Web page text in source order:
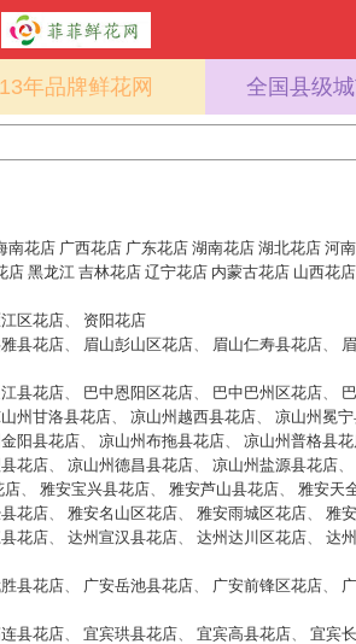
13年品牌鲜花网 全国县级
南花店 广西花店 广东花店 湖南花店 湖北花店 河
店 黑龙江 吉林花店 辽宁花店 内蒙古花店 山西花店
区花店、 资阳花店
县花店、 眉山彭山区花店、 眉山仁寿县花店、
县花店、 巴中恩阳区花店、 巴中巴州区花店、
州甘洛县花店、 凉山州越西县花店、 凉山州冕
阳县花店、 凉山州布拖县花店、 凉山州普格县
花店、 凉山州德昌县花店、 凉山州盐源县花店、
店、 雅安宝兴县花店、 雅安芦山县花店、 雅安天
花店、 雅安名山区花店、 雅安雨城区花店、 雅
花店、 达州宣汉县花店、 达州达川区花店、 达
县花店、 广安岳池县花店、 广安前锋区花店、
县花店、 宜宾珙县花店、 宜宾高县花店、 宜宾